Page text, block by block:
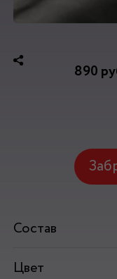
890
Состав
Цвет